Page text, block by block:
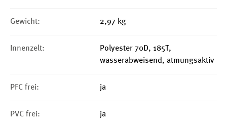
Gewicht: 2,97 kg
Innenzelt:
Polyester 70D, 185T,
wasserabweisend, atmungsaktiv
PFC frei: ja
PVC frei: ja